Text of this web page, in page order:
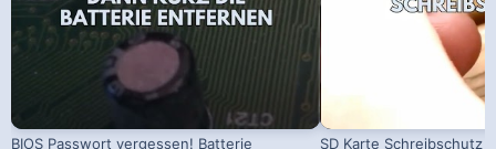
BIOS Passwort vergessen! Batterie SD Karte Schreibschutz